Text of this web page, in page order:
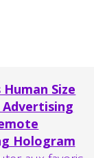
Size
Advertising
Hologram